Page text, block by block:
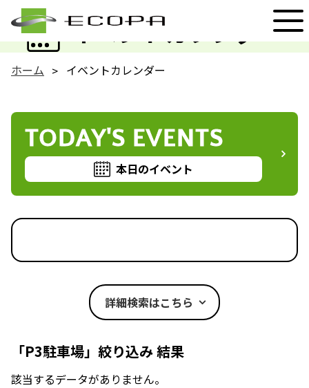
イベントカレンダー
EVENT
ホーム イベントカレンダー
TODAY'S EVENTS
本日のイベント
詳細検索はこちら
「P3駐車場」絞り込み 結果
該当するデータがありません。